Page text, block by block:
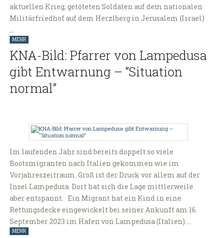
aktuellen Krieg, getöteten Soldaten auf dem nationalen
Militärfriedhof auf dem Herzlberg in Jerusalem (Israel)
…
MEHR
KNA-Bild: Pfarrer von Lampedusa
gibt Entwarnung – “Situation
normal”
Im laufenden Jahr sind bereits doppelt so viele
Bootsmigranten nach Italien gekommen wie im
Vorjahreszeitraum. Groß ist der Druck vor allem auf der
Insel Lampedusa. Dort hat sich die Lage mittlerweile
aber entspannt. Ein Migrant hat ein Kind in eine
Rettungsdecke eingewickelt bei seiner Ankunft am 16.
September 2023 im Hafen von Lampedusa (Italien).…
MEHR